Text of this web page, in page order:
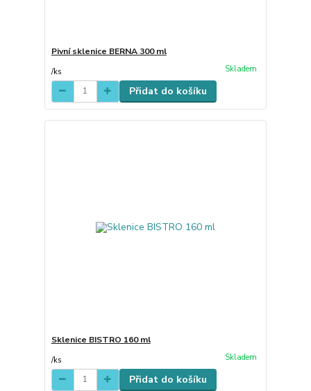
Pivní sklenice BERNA 300 ml
/ks Skladem
Přidat do košíku
Sklenice BISTRO 160 ml
/ks Skladem
Přidat do košíku